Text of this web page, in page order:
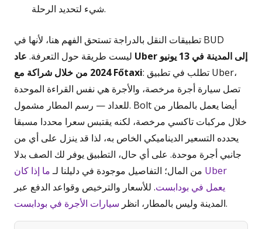
شيء لتحديد الرحلة.
تطبيقات النقل بالدراجة تستحق الفهم هنا، لأنها في BUD
ليست طريقة حول التعرفة. عاد Uber إلى المدينة في 13 يونيو
2024 من خلال شراكة مع Főtaxi: تطلب في تطبيق Uber،
تصل سيارة أجرة مرخصة، والأجرة هي نفس القراءة الموحدة
للعداد — رسم المطار مشمول. Bolt أيضا يعمل بالمطار من
خلال مركبات تاكسي مرخصة، لكنه يقتبس سعرا محددا مسبقا
يحدده التسعير الديناميكي الخاص به، لذا قد ينزل على أي من
جانبي أجرة موحدة. على أي حال، التطبيق يوفر لك الصف بدلا
من المال؛ التفاصيل موجودة في دليلنا لـما إذا كان Uber
يعمل في بودابست. للأسعار والترخيص وقواعد الدفع عبر
المدينة وليس بالمطار، انظر سيارات الأجرة في بودابست .